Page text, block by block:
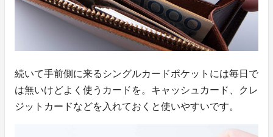
続いて手前側に来るシングルカードポケットには毎日で
は無いけどよく使うカードを。キャッシュカード、クレ
ジットカードなどを入れておくと使いやすいです。